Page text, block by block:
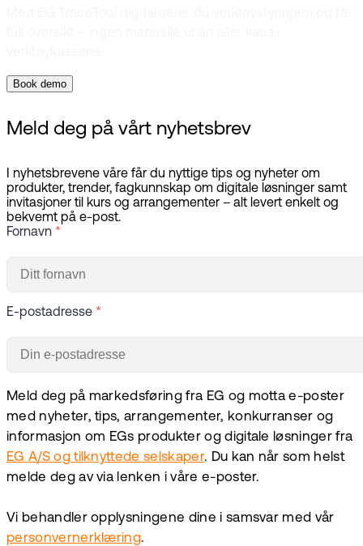
Book demo
Meld deg på vårt nyhetsbrev
I nyhetsbrevene våre får du nyttige tips og nyheter om
produkter, trender, fagkunnskap om digitale løsninger samt
invitasjoner til kurs og arrangementer – alt levert enkelt og
bekvemt på e-post.
Fornavn *
E-postadresse *
Meld deg på markedsføring fra EG og motta e-poster
med nyheter, tips, arrangementer, konkurranser og
informasjon om EGs produkter og digitale løsninger fra
EG A/S og tilknyttede selskaper. Du kan når som helst
melde deg av via lenken i våre e-poster.
Vi behandler opplysningene dine i samsvar med vår
personvernerklæring.